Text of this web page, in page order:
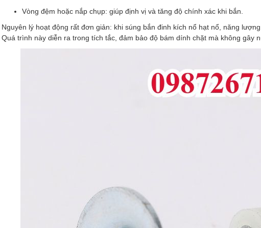
Vòng đệm hoặc nắp chụp: giúp định vị và tăng độ chính xác khi bắn.
Nguyên lý hoạt động rất đơn giản: khi súng bắn đinh kích nổ hạt nổ, năng
Quá trình này diễn ra trong tích tắc, đảm bảo độ bám dính chặt mà không gây